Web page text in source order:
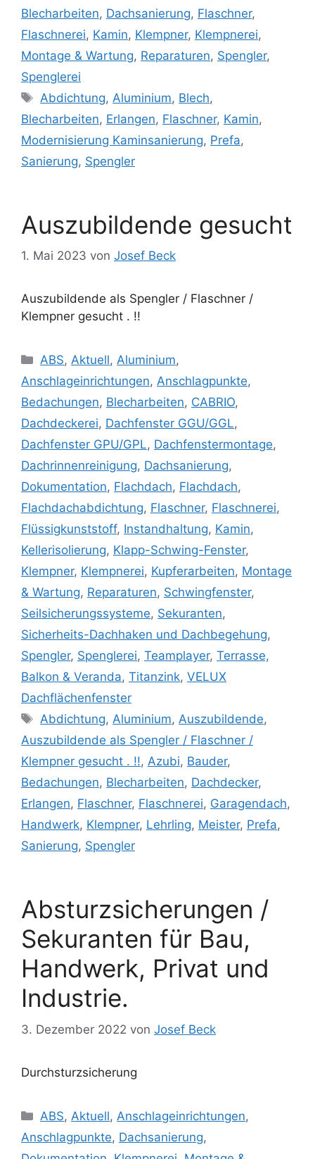
Blecharbeiten, Dachsanierung, Flaschner,
Flaschnerei, Kamin, Klempner, Klempnerei,
Montage & Wartung, Reparaturen, Spengler,
Spenglerei
Schlagwörter
Abdichtung, Aluminium, Blech,
Blecharbeiten, Erlangen, Flaschner, Kamin,
Modernisierung Kaminsanierung, Prefa,
Sanierung, Spengler
Auszubildende gesucht
1. Mai 2023 von Josef Beck
Auszubildende als Spengler / Flaschner /
Klempner gesucht . !!
Kategorien
ABS,Aktuell,Aluminium,
Anschlageinrichtungen, Anschlagpunkte,
Bedachungen, Blecharbeiten, CABRIO,
Dachdeckerei, Dachfenster GGU/GGL,
Dachfenster GPU/GPL, Dachfenstermontage,
Dachrinnenreinigung, Dachsanierung,
Dokumentation, Flachdach, Flachdach,
Flachdachabdichtung, Flaschner, Flaschnerei,
Flüssigkunststoff, Instandhaltung, Kamin,
Kellerisolierung, Klapp-Schwing-Fenster,
Klempner, Klempnerei, Kupferarbeiten, Montage
& Wartung, Reparaturen, Schwingfenster,
Seilsicherungssysteme, Sekuranten,
Sicherheits-Dachhaken und Dachbegehung,
Spengler, Spenglerei, Teamplayer, Terrasse,
Balkon & Veranda, Titanzink, VELUX
Dachflächenfenster
Schlagwörter
Abdichtung,Aluminium,Auszubildende,
Auszubildende als Spengler / Flaschner /
Klempner gesucht . !!, Azubi, Bauder,
Bedachungen, Blecharbeiten, Dachdecker,
Erlangen, Flaschner, Flaschnerei, Garagendach,
Handwerk, Klempner, Lehrling, Meister, Prefa,
Sanierung, Spengler
Absturzsicherungen /
Sekuranten für Bau,
Handwerk, Privat und
Industrie.
3. Dezember 2022 von Josef Beck
Durchsturzsicherung
Kategorien
ABS, Aktuell, Anschlageinrichtungen,
Anschlagpunkte, Dachsanierung,